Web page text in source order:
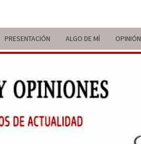
PRESENTACIÓN ALGO DE MÍ OPINIÓN